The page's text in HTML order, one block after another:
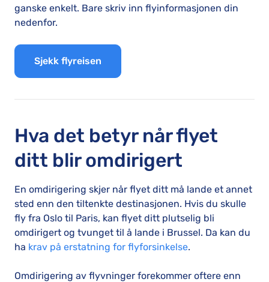
ganske enkelt. Bare skriv inn flyinformasjonen din
nedenfor.
Sjekk flyreisen
Hva det betyr når flyet
ditt blir omdirigert
En omdirigering skjer når flyet ditt må lande et annet
sted enn den tiltenkte destinasjonen. Hvis du skulle
fly fra Oslo til Paris, kan flyet ditt plutselig bli
omdirigert og tvunget til å lande i Brussel. Da kan du
ha krav på erstatning for flyforsinkelse.
Omdirigering av flyvninger forekommer oftere enn